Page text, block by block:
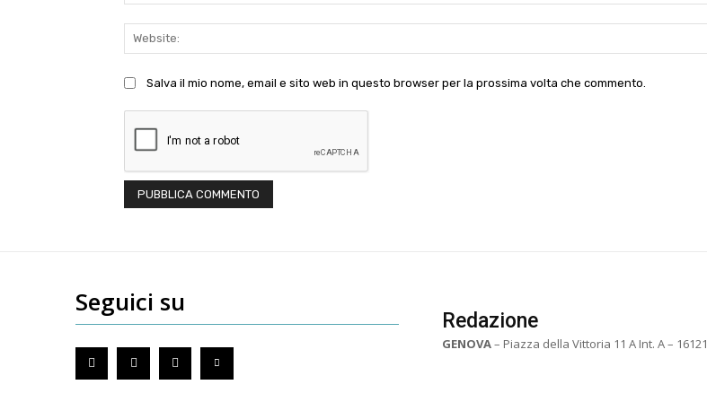
Salva il mio nome, email e sito web in questo browser per la prossima volta che commento.
Seguici su
Redazione
GENOVA– Piazza della Vittoria 11 A Int. A – 16121